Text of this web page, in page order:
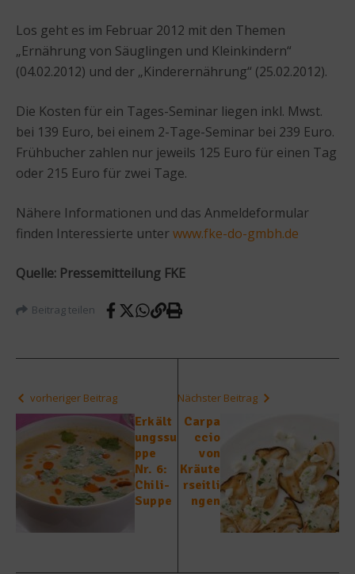
Los geht es im Februar 2012 mit den Themen
„Ernährung von Säuglingen und Kleinkindern“
(04.02.2012) und der „Kinderernährung“ (25.02.2012).
Die Kosten für ein Tages-Seminar liegen inkl. Mwst.
bei 139 Euro, bei einem 2-Tage-Seminar bei 239 Euro.
Frühbucher zahlen nur jeweils 125 Euro für einen Tag
oder 215 Euro für zwei Tage.
Nähere Informationen und das Anmeldeformular
finden Interessierte unterwww.fke-do-gmbh.de
Quelle: Pressemitteilung FKE
Beitrag teilen
vorheriger Beitrag
Erkält
ungssu
ppe
Nr. 6:
Chili-
Suppe
Nächster Beitrag
Carpa
ccio
von
Kräute
rseitli
ngen